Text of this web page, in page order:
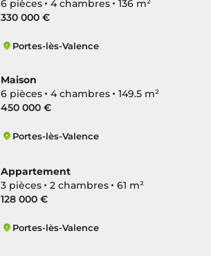
6 pièces 4 chambres
136 m²
330 000 €
Portes-lès-Valence
Maison
6 pièces
4 chambres
149.5 m²
450 000 €
Portes-lès-Valence
Appartement
3 pièces
2 chambres
61 m²
128 000 €
Portes-lès-Valence